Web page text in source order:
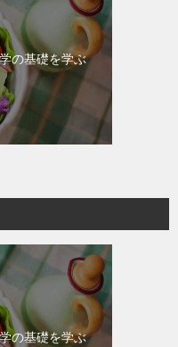
の基礎を学ぶ
の基礎を学ぶ